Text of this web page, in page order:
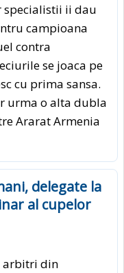
specialistii ii dau
campioana
contra
se joaca pe
cu prima sansa.
urma o alta dubla
Ararat Armenia
delegate la
al cupelor
arbitri din